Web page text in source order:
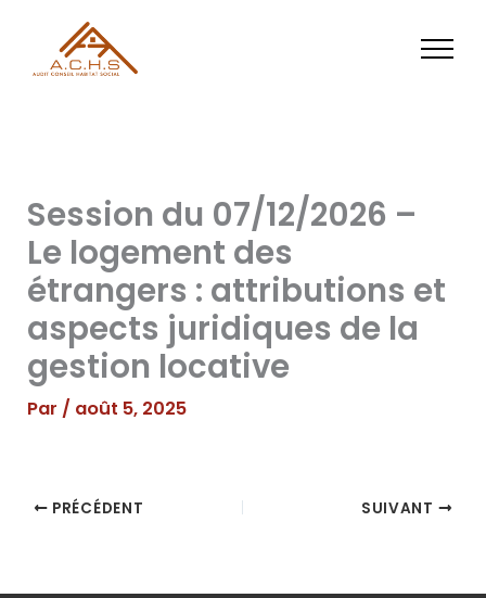
contenu
Session du 07/12/2026 –
Le logement des
étrangers : attributions et
aspects juridiques de la
gestion locative
Par / août 5, 2025
PRÉCÉDENT SUIVANT